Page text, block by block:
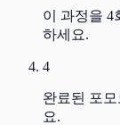
이 과정을 4
하세요.
4
완료된 포
요.